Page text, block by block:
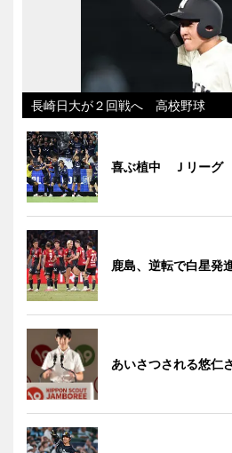
長崎日大が２回戦へ 高校野球
喜ぶ植中 Ｊリーグ
鹿島、逆転で白星
あいさつされる悠仁